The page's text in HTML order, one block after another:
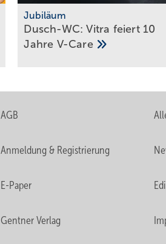
Jubiläum
Dusch-WC: Vitra feiert 10
Jahre V-Care
AGB
Anmeldung & Registrierung
E-Paper
Gentner Verlag